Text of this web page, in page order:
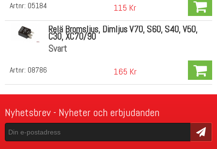
Artnr: 05184 115 Kr
Artnr: 08786
Relä Bromsljus, Dimljus V70, S60, S40, V50,
C30, XC70/90
Svart
165 Kr
Nyhetsbrev - Nyheter och erbjudanden
Skicka